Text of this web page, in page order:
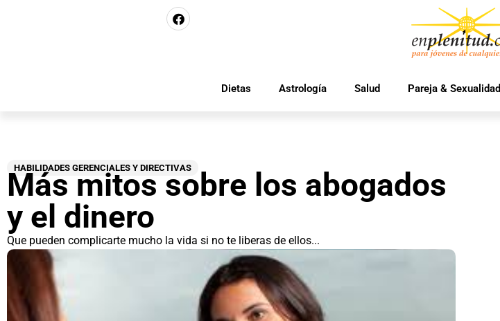
Dietas Astrología Salud Pareja & Sexualidad
HABILIDADES GERENCIALES Y DIRECTIVAS
Más mitos sobre los abogados
y el dinero
Que pueden complicarte mucho la vida si no te liberas de ellos...